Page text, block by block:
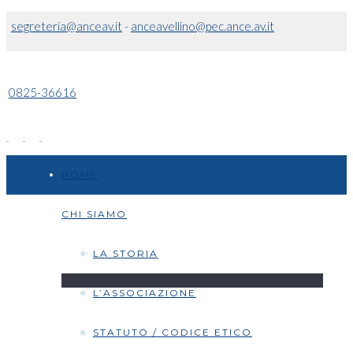
segreteria@anceav.it- anceavellino@pec.ance.av.it
0825-36616
CHI SIAMO
LA STORIA
L’ASSOCIAZIONE
STATUTO / CODICE ETICO